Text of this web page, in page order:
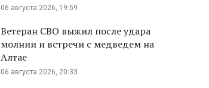
06 августа 2026, 19:59
Ветеран СВО выжил после удара
молнии и встречи с медведем на
Алтае
06 августа 2026, 20:33